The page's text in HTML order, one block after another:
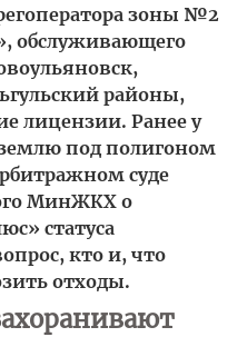
зоны №2
обслуживающего
районы,
лицензии. Ранее у
под полигоном
суде
МинЖКХ о
статуса
кто и, что
отходы.